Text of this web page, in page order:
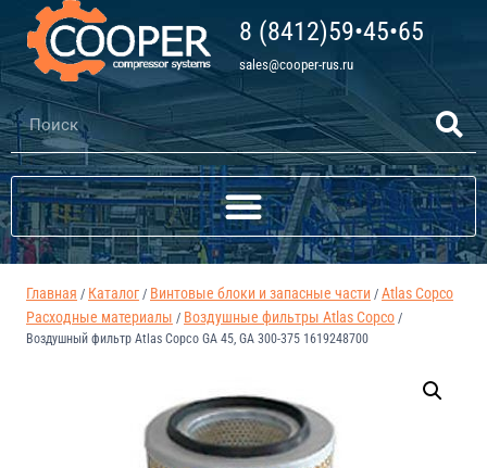
8 (8412)59•45•65
sales@cooper-rus.ru
Главная / Каталог / Винтовые блоки и запасные части / Atlas Copco
Расходные материалы / Воздушные фильтры Atlas Copco /
Воздушный фильтр Atlas Copco GA 45, GA 300-375 1619248700